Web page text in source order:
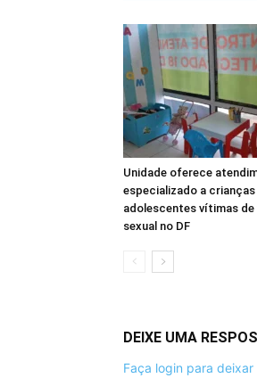
Unidade oferece
especializado a crianças
adolescentes vítimas de
sexual no DF
DEIXE UMA
Faça login para